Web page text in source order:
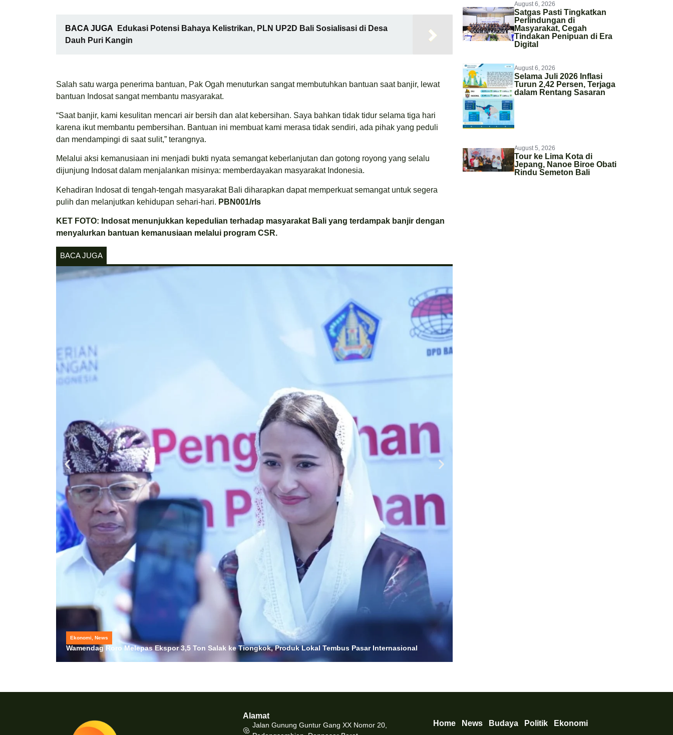
BACA JUGA
Edukasi Potensi Bahaya Kelistrikan, PLN UP2D Bali Sosialisasi di Desa
Dauh Puri Kangin
Salah satu warga penerima bantuan, Pak Ogah menuturkan sangat membutuhkan bantuan saat banjir, lewat
bantuan Indosat sangat membantu masyarakat.
“Saat banjir, kami kesulitan mencari air bersih dan alat kebersihan. Saya bahkan tidak tidur selama tiga hari
karena ikut membantu pembersihan. Bantuan ini membuat kami merasa tidak sendiri, ada pihak yang peduli
dan mendampingi di saat sulit,” terangnya.
Melalui aksi kemanusiaan ini menjadi bukti nyata semangat keberlanjutan dan gotong royong yang selalu
dijunjung Indosat dalam menjalankan misinya: memberdayakan masyarakat Indonesia.
Kehadiran Indosat di tengah-tengah masyarakat Bali diharapkan dapat memperkuat semangat untuk segera
pulih dan melanjutkan kehidupan sehari-hari. PBN001/rls
KET FOTO: Indosat menunjukkan kepedulian terhadap masyarakat Bali yang terdampak banjir dengan
menyalurkan bantuan kemanusiaan melalui program CSR.
BACA JUGA
Ekonomi, News
Wamendag Roro Melepas Ekspor 3,5 Ton Salak ke Tiongkok, Produk Lokal Tembus Pasar Internasional
August 6, 2026
Satgas Pasti Tingkatkan
Perlindungan di
Masyarakat, Cegah
Tindakan Penipuan di Era
Digital
August 6, 2026
Selama Juli 2026 Inflasi
Turun 2,42 Persen, Terjaga
dalam Rentang Sasaran
August 5, 2026
Tour ke Lima Kota di
Jepang, Nanoe Biroe Obati
Rindu Semeton Bali
Alamat
Jalan Gunung Guntur Gang XX Nomor 20,
Home News Budaya Politik Ekonomi